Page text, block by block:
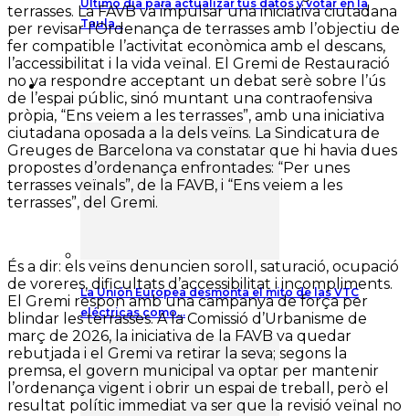
Último día para actualizar tus datos y votar en la
Taula…
News
La Unión Europea desmonta el mito de las VTC
eléctricas como…
terrasses. La FAVB va impulsar una iniciativa ciutadana
per revisar l’Ordenança de terrasses amb l’objectiu de
fer compatible l’activitat econòmica amb el descans,
l’accessibilitat i la vida veïnal. El Gremi de Restauració
no va respondre acceptant un debat serè sobre l’ús
de l’espai públic, sinó muntant una contraofensiva
pròpia, “Ens veiem a les terrasses”, amb una iniciativa
ciutadana oposada a la dels veïns. La Sindicatura de
Greuges de Barcelona va constatar que hi havia dues
propostes d’ordenança enfrontades: “Per unes
terrasses veïnals”, de la FAVB, i “Ens veiem a les
terrasses”, del Gremi.
És a dir: els veïns denuncien soroll, saturació, ocupació
de voreres, dificultats d’accessibilitat i incompliments.
El Gremi respon amb una campanya de força per
blindar les terrasses. A la Comissió d’Urbanisme de
març de 2026, la iniciativa de la FAVB va quedar
rebutjada i el Gremi va retirar la seva; segons la
premsa, el govern municipal va optar per mantenir
l’ordenança vigent i obrir un espai de treball, però el
resultat polític immediat va ser que la revisió veïnal no